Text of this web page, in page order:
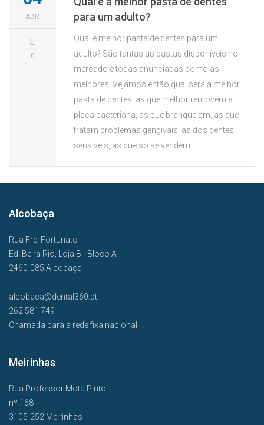
ABR
0
para um adulto?
Qual é melhor pasta de dentes para um
adulto? São tantas as pastas disponíveis no
mercado e todas anunciadas como as
melhores! Vejamos então qual será a melhor
pasta de dentes: as que melhor removem a
placa bacteriana, as que branqueiam, as que
tratam problemas gengivais, as dos dentes
sensíveis, as que só se vendem…
Alcobaça
Rua Frei Fortunato
Ed. Beira Rio, Loja B - Bloco A
2460-085 Alcobaça
alcobaca@dental360.pt
262 581 749
Chamada para a rede fixa nacional
Meirinhas
Rua Professor Mota Pinto
nº 168
3105-252 Meirinhas